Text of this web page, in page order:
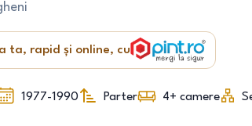
ta, rapid și online, cu
1977-1990 Parter 4+ camere